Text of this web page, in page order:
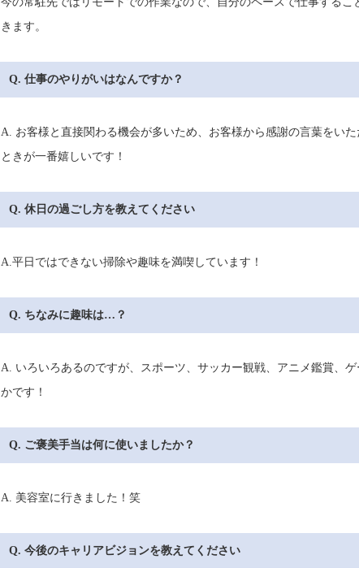
きます。
Q. 仕事のやりがいはなんですか？
A. お客様と直接関わる機会が多いため、お客様から感謝の言葉をいた
ときが一番嬉しいです！
Q. 休日の過ごし方を教えてください
A.平日ではできない掃除や趣味を満喫しています！
Q. ちなみに趣味は…？
A. いろいろあるのですが、スポーツ、サッカー観戦、アニメ鑑賞、ゲ
かです！
Q. ご褒美手当は何に使いましたか？
A. 美容室に行きました！笑
Q. 今後のキャリアビジョンを教えてください